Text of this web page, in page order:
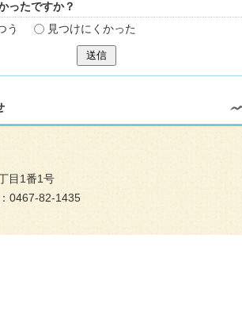
ったですか？
う 見つけにくかった
送信
目1番1号
0467-82-1435